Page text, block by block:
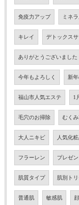
免疫力アップ ミネ
キレイ デトックスサ
ありがとうございました
今年もよろしく 新
福山市人気エステ 1
毛穴のお掃除 むく
大人ニキビ 人気化
フラーレン プレゼン
肌質タイプ 肌別ト
普通肌 敏感肌